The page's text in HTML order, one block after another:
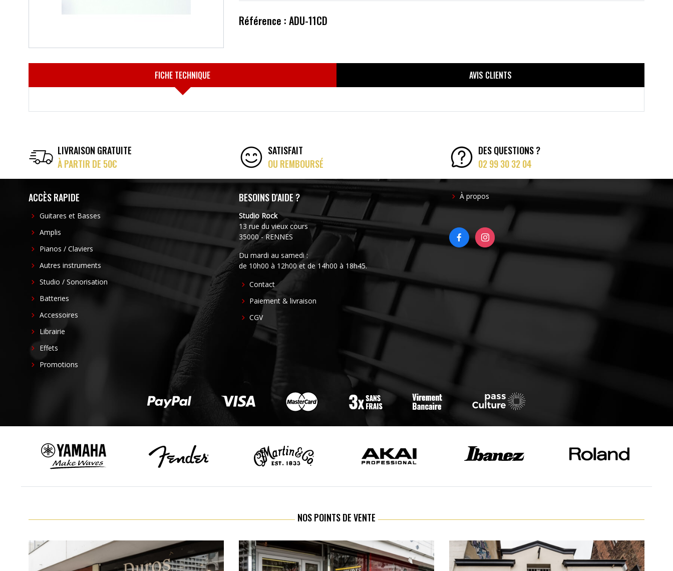
Référence : ADU-11CD
FICHE TECHNIQUE AVIS CLIENTS
LIVRAISON GRATUITE
À PARTIR DE 50€
SATISFAIT
OU REMBOURSÉ
DES QUESTIONS ?
02 99 30 32 04
ACCÈS RAPIDE
Guitares et Basses
Amplis
Pianos / Claviers
Autres instruments
Studio / Sonorisation
Batteries
Accessoires
Librairie
Effets
Promotions
BESOINS D'AIDE ?
Studio Rock
13 rue du vieux cours
35000 - RENNES
Du mardi au samedi :
de 10h00 à 12h00 et de 14h00 à 18h45.
FOOTER
CENTER
Contact
Paiement & livraison
CGV
FOOTER
RIGHT
À propos
FACEBOOKINSTAGRAM
NOS POINTS DE VENTE